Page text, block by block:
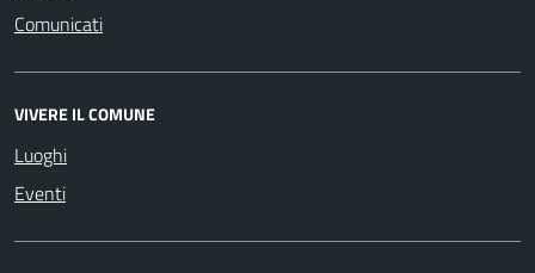
Comunicati
VIVERE IL COMUNE
Luoghi
Eventi